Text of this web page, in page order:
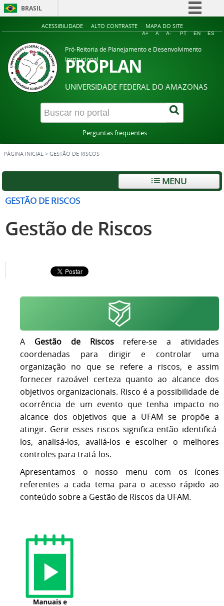
BRASIL
Simplifique!
Acesso à informação
Legislação
Canais
ACESSIBILIDADE ALTO CONTRASTE MAPA DO SITE
A+ A A- PT EN ES
Pró-Reitoria de Planejamento e Desenvolvimento
Institucional
PROPLAN
UNIVERSIDADE FEDERAL DO AMAZONAS
Perguntas frequentes
PÁGINA INICIAL > GESTÃO DE RISCOS
MENU
GESTÃO DE RISCOS
Gestão de Riscos
A Gestão de Riscosrefere-se a atividades
coordenadas para dirigir e controlar uma
organização no que se refere a riscos, e assim
fornecer razoável certeza quanto ao alcance dos
objetivos organizacionais. Risco é a possibilidade de
ocorrência de um evento que tenha impacto no
alcance dos objetivos que a UFAM se propõe a
atingir. Gerir esses riscos significa então identificá-
los, analisá-los, avaliá-los e escolher o melhores
controles para tratá-los.
Apresentamos o nosso menu com os ícones
referentes a cada tema para o acesso rápido ao
conteúdo sobre a Gestão de Riscos da UFAM.